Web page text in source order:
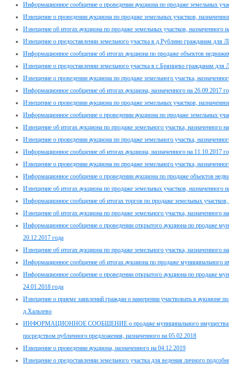
Информационное сообщение о проведении аукциона по продаже земельных
Извещение о проведении аукциона по продаже земельных участков,
Извещение об итогах аукциона по продаже земельных участков, назначенного
Извещение о предоставлении земельного участка в д.Рублино гражданам для
Информационное сообщение об итогах аукциона по продаже объектов
Извещение о предоставлении земельного участка в с.Брянцево гражданам
Извещение о проведении аукциона по продаже земельного участка,
Информационное сообщение об итогах аукциона, назначенного на 26.09.2017
Извещение о проведении аукциона по продаже земельных участков,
Информационное сообщение о проведении аукциона по продаже земельных
Извещение об итогах аукциона по продаже земельного участка, назначенного
Извещение о проведении аукциона по продаже земельного участка,
Информационное сообщение об итогах аукциона, назначенного на 11.10.2017
Извещение о проведении аукциона по продаже земельного участка,
Информационное сообщение о проведении аукциона по продаже объектов
Извещение об итогах аукциона по продаже земельных участков, назначенного
Информационное сообщение об итогах торгов по продаже земельных участков,
Извещение об итогах аукциона по продаже земельного участка, назначенного
Информационное сообщение о проведении открытого аукциона по продаже
20.12.2017 года
Извещение об итогах аукциона по продаже земельного участка, назначенного
Информационное сообщение об итогах аукциона по продаже муниципального
Информационное сообщение о проведении открытого аукциона по продаже
24.01.2018 года
Извещение о приеме заявлений граждан о намерении участвовать в аукционе
д.Хальзево
ИНФОРМАЦИОННОЕ СООБЩЕНИЕ о продаже муниципального имущества
посредством публичного предложения, назначенного на 05.02.2018
Извещение о проведении аукциона, назначенного на 04.12.2019
Извещение о предоставлении земельного участка для ведения личного